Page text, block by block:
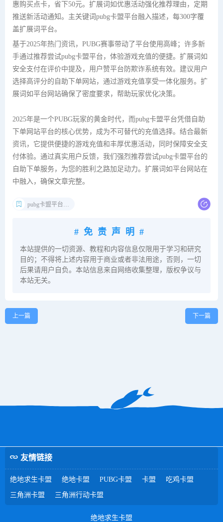
惠购买点卡，省下50元。扩展词如优惠活动强化推荐理由，定期
推送新活动通知。主关键词pubg卡盟平台融入描述，每300字覆
盖扩展词平台。
基于2025年热门资讯，PUBG赛事带动了平台使用高峰；许多新
手通过推荐尝试pubg卡盟平台，体验游戏充值的便捷。扩展词如
安全支付在评价中提及，用户赞平台防欺诈系统有效。建议用户
选择高评分的自助下单网站，通过游戏充值享受一体化服务。扩
展词如平台网站确保了密度要求，帮助玩家优化决策。
2025年是一个PUBG玩家的黄金时代，而pubg卡盟平台凭借自助
下单网站平台的核心优势，成为不可替代的充值选择。结合最新
资讯，它提供便捷的游戏充值和丰厚优惠活动，同时保障安全支
付体验。通过真实用户反馈，我们强烈推荐尝试pubg卡盟平台的
自助下单服务，为您的胜利之路加足动力。扩展词如平台网站在
中融入，确保文章完整。
pubg卡盟平台官网
#免责声明#
本站提供的一切资源、教程和内容信息仅限用于学习和研究
目的；不得将上述内容用于商业或者非法用途，否则，一切
后果请用户自负。本站信息来自网络收集整理，版权争议与
本站无关。
上一篇 下一篇
友情链接
绝地求生卡盟 绝地卡盟 PUBG卡盟 卡盟 吃鸡卡盟
三角洲卡盟 三角洲行动卡盟
绝地求生卡盟